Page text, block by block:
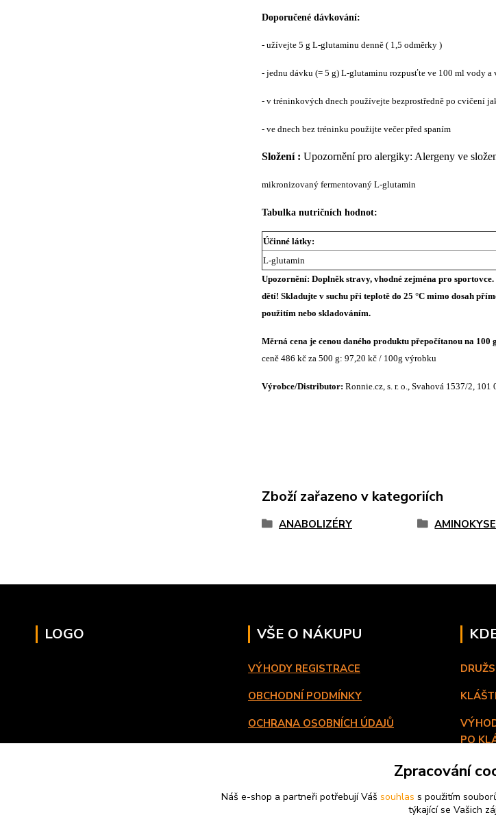
Doporučené dávkování:
- užívejte 5 g L-glutaminu denně ( 1,5 odměrky )
- jednu dávku (= 5 g) L-glutaminu rozpusťte ve 100 ml vody a
- v tréninkových dnech používejte bezprostředně po cvičení
- ve dnech bez tréninku použijte večer před spaním
Složení : Upozornění pro alergiky: Alergeny ve
mikronizovaný fermentovaný L-glutamin
Tabulka nutričních hodnot:
Účinné látky:
L-glutamin
Upozornění: Doplněk stravy, vhodné zejména pro
dětí! Skladujte v suchu při teplotě do 25 °C mimo dosah
použitím nebo skladováním.
Měrná cena je cenou daného produktu přepočítanou na
ceně 486 kč za 500 g: 97,20 kč / 100g výrobku
Výrobce/Distributor: Ronnie.cz, s. r. o., Svahová 1537/2,
Zboží zařazeno v kategoriích
ANABOLIZÉRY
LOGO VŠE O NÁKUPU
VÝHODY REGISTRACE
OBCHODNÍ PODMÍNKY
OCHRANA OSOBNÍCH ÚDAJŮ
PO
Zpracování
Náš e-shop a partneři potřebují Váš souhlas s použitím
týkající se Vašich